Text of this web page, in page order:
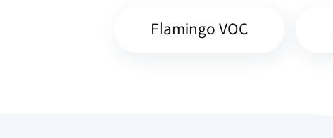
Flamingo VOC